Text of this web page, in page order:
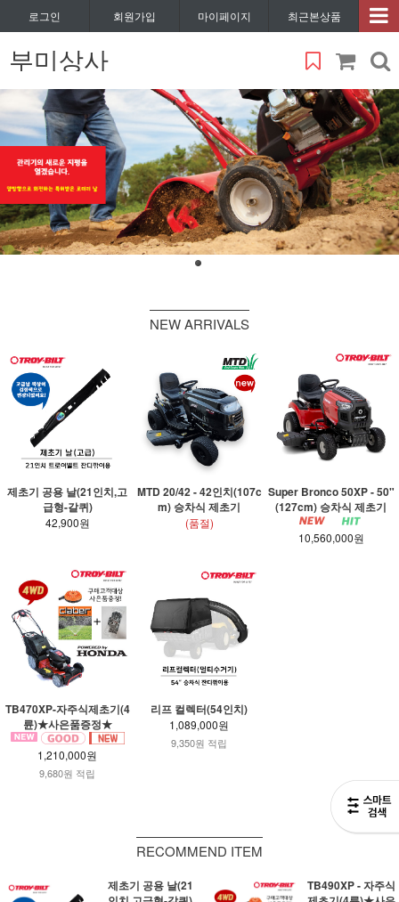
로그인 회원가입 마이페이지 최근본상품
부미상사
NEW ARRIVALS
제초기 공용 날(21인치,고
급형-갈퀴)
42,900원
MTD 20/42 - 42인치(107c
m) 승차식 제초기
(품절)
Super Bronco 50XP - 50"
(127cm) 승차식 제초기
10,560,000원
TB470XP-자주식제초기(4
륜)★사은품증정★
1,210,000원
9,680원 적립
리프 컬렉터(54인치)
1,089,000원
9,350원 적립
RECOMMEND ITEM
제초기 공용 날(21
TB490XP - 자주식